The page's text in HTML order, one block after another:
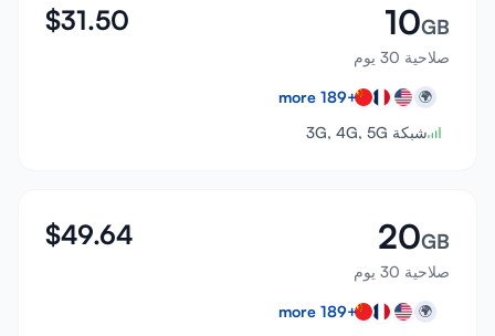
10GB
صلاحية 30 يوم
$31.50
🌍
+
189
شبكة 3G, 4G, 5G
20GB
صلاحية 30 يوم
$49.64
🌍
+
189